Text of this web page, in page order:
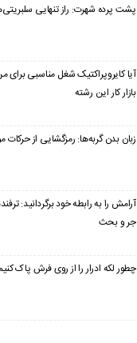
پشت پرده شهرت: راز تنهایی
آیا کایروپراکتیک شغل مناسبی برای
بازار کار این رشته
زبان بدن گربه‌ها: رمزگشایی از
آرامش را به رابطه خود برگردانید:
جر و بحث
چطور لکه ادرار را از روی فرش پاک